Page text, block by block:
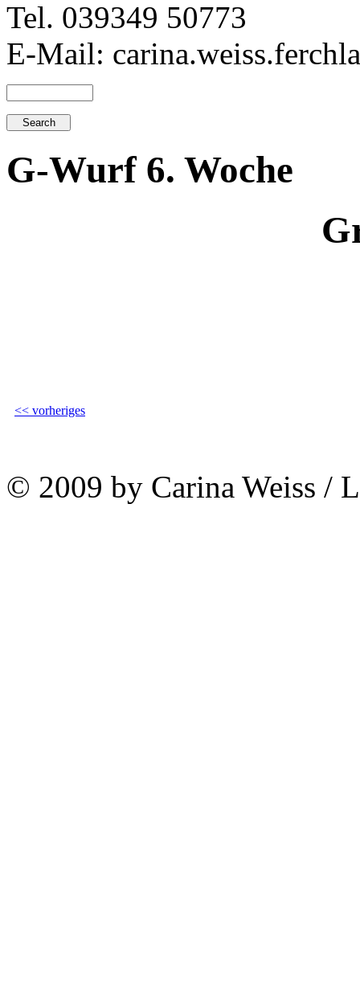
Tel. 039349 50773
E-Mail:
G-Wurf 6. Woche
<< vorheriges
© 2009 by Carina Weiss /